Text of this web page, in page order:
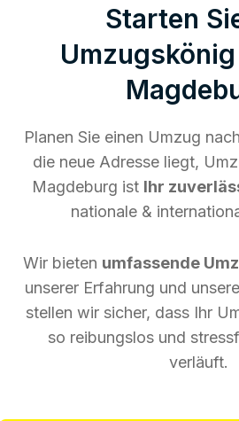
Starten
Planen Sie einen Umzug
die neue Adresse liegt,
Magdeburg ist Ihr
nationale &
Wir bieten umfassende
unserer Erfahrung und
stellen wir sicher, dass Ihr
so reibungslos und
verläuft.